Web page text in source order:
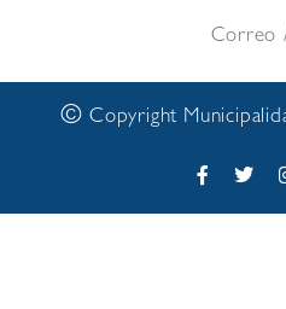
Correo
© Copyright